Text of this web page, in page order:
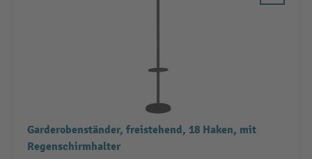
Garderobenständer, freistehend, 18 Haken, mit
Regenschirmhalter